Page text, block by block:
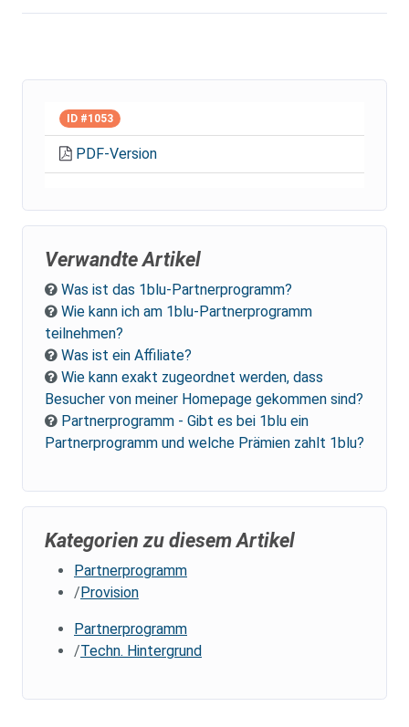
ID #1053
PDF-Version
Verwandte Artikel
Was ist das 1blu-Partnerprogramm?
Wie kann ich am 1blu-Partnerprogramm
teilnehmen?
Was ist ein Affiliate?
Wie kann exakt zugeordnet werden, dass
Besucher von meiner Homepage gekommen sind?
Partnerprogramm - Gibt es bei 1blu ein
Partnerprogramm und welche Prämien zahlt 1blu?
Kategorien zu diesem Artikel
Partnerprogramm
Provision
Partnerprogramm
Techn. Hintergrund